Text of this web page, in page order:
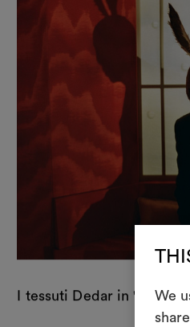
We
I tessuti Dedar in "50